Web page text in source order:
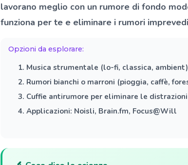
lavorano meglio con un rumore di fondo
funziona per te e eliminare i rumori
Opzioni da esplorare:
Musica strumentale (lo-fi, classica, ambient)
Rumori bianchi o marroni (pioggia, caffè,
Cuffie antirumore per eliminare le
Applicazioni: Noisli, Brain.fm, Focus@Will